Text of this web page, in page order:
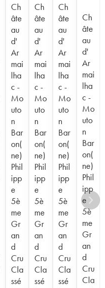
Ch
âte
au
d'
Ar
mai
lha
c -
Mo
uto
n
Bar
on(
ne)
Phil
ipp
e
5è
me
Gr
an
d
Cru
Cla
ssé
Ch
âte
au
d'
Ar
mai
lha
c -
Mo
uto
n
Bar
on(
ne)
Phil
ipp
e
5è
me
Gr
an
d
Cru
Cla
ssé
Ch
âte
au
d'
Ar
mai
lha
c -
Mo
uto
n
Bar
on(
ne)
Phil
ipp
e
5è
me
Gr
an
d
Cru
Cla
ssé
Ch
âte
au
d'
Ar
mai
lha
c -
Mo
uto
n
Bar
on(
ne)
Phil
ipp
e
5è
me
Gr
an
d
Cru
Cla